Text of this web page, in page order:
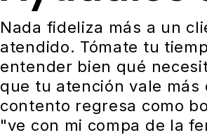
Nada fideliza más a un
atendido. Tómate tu
entender bien qué
que tu atención vale
contento regresa como
"ve con mi compa de la